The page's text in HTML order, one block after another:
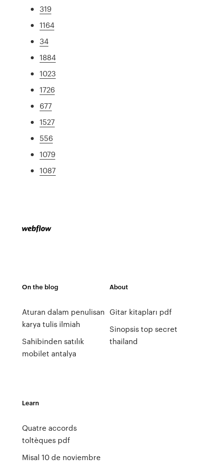
319
1164
34
1884
1023
1726
677
1527
556
1079
1087
On the blog
Aturan dalam penulisan
karya tulis ilmiah
Sahibinden satılık
mobilet antalya
About
Gitar kitapları pdf
Sinopsis top secret
thailand
Learn
Quatre accords
toltèques pdf
Misal 10 de noviembre